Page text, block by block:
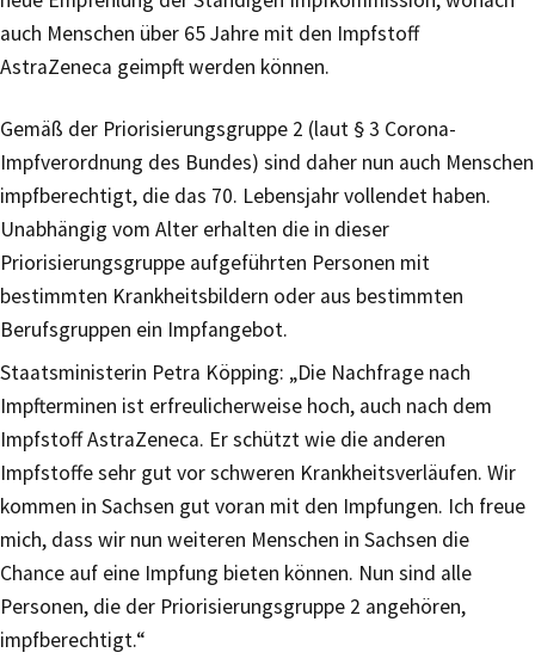
auch Menschen über 65 Jahre mit den Impfstoff
AstraZeneca geimpft werden können.
Gemäß der Priorisierungsgruppe 2 (laut § 3 Corona-
Impfverordnung des Bundes) sind daher nun auch Menschen
impfberechtigt, die das 70. Lebensjahr vollendet haben.
Unabhängig vom Alter erhalten die in dieser
Priorisierungsgruppe aufgeführten Personen mit
bestimmten Krankheitsbildern oder aus bestimmten
Berufsgruppen ein Impfangebot.
Staatsministerin Petra Köpping: „Die Nachfrage nach
Impfterminen ist erfreulicherweise hoch, auch nach dem
Impfstoff AstraZeneca. Er schützt wie die anderen
Impfstoffe sehr gut vor schweren Krankheitsverläufen. Wir
kommen in Sachsen gut voran mit den Impfungen. Ich freue
mich, dass wir nun weiteren Menschen in Sachsen die
Chance auf eine Impfung bieten können. Nun sind alle
Personen, die der Priorisierungsgruppe 2 angehören,
impfberechtigt.“